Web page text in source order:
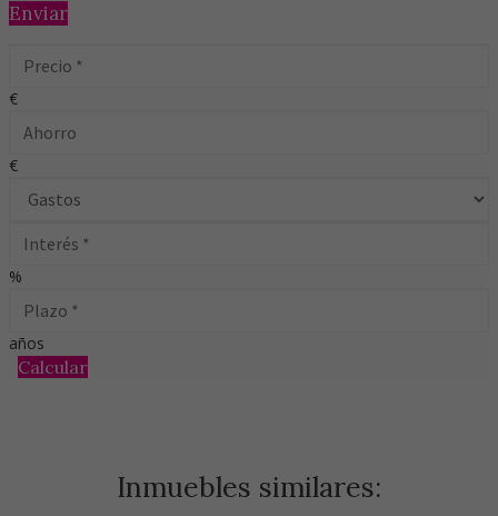
Enviar
€
€
%
años
Calcular
Inmuebles similares: